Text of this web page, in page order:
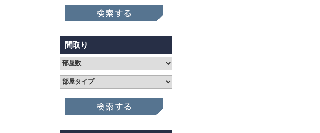
間取り